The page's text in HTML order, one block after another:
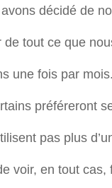
décidé de
tout ce que
une fois par
préféreront
pas plus
voir, en tout cas,